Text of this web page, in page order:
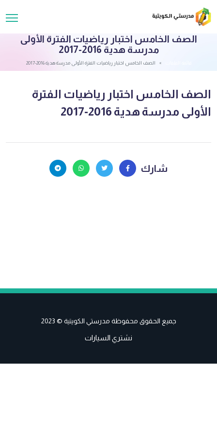
الصف الخامس اختبار رياضيات الفترة الأولى
مدرسة هدية 2016-2017
الصف الخامس اختبار رياضيات الفترة الأولى مدرسة هدية 2016-2017
الصف الخامس اختبار رياضيات الفترة
الأولى مدرسة هدية 2016-2017
شارك
جميع الحقوق محفوظة مدرستي الكويتية © 2023
نشتري السيارات